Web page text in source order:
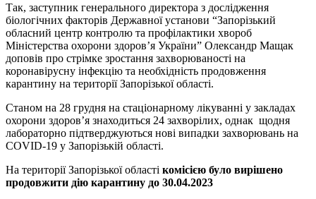
Так, заступник генерального директора з дослідження
біологічних факторів Державної установи “Запорізький
обласний центр контролю та профілактики хвороб
Міністерства охорони здоров’я України” Олександр Мащак
доповів про стрімке зростання захворюваності на
коронавірусну інфекцію та необхідність продовження
карантину на території Запорізької області.
Станом на 28 грудня на стаціонарному лікуванні у закладах
охорони здоров’я знаходиться 24 захворілих, однак щодня
лабораторно підтверджуються нові випадки захворювань на
COVID-19 у Запорізькій області.
На території Запорізької області комісією було вирішено
продовжити дію карантину до 30.04.2023